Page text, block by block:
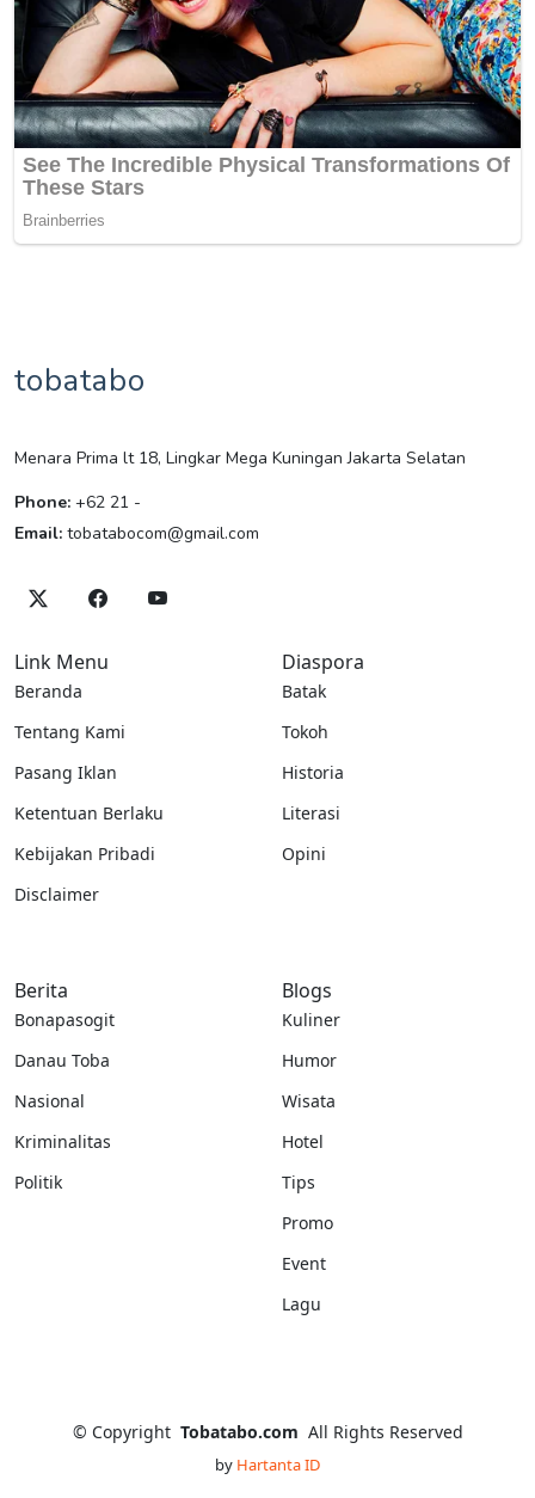
tobatabo
Menara Prima lt 18, Lingkar Mega Kuningan Jakarta Selatan
Phone: +62 21 -
Email: tobatabocom@gmail.com
Link Menu
Beranda
Tentang Kami
Pasang Iklan
Ketentuan Berlaku
Kebijakan Pribadi
Disclaimer
Diaspora
Batak
Tokoh
Historia
Literasi
Opini
Berita
Bonapasogit
Danau Toba
Nasional
Kriminalitas
Politik
Blogs
Kuliner
Humor
Wisata
Hotel
Tips
Promo
Event
Lagu
© Copyright Tobatabo.com All Rights Reserved
by Hartanta ID